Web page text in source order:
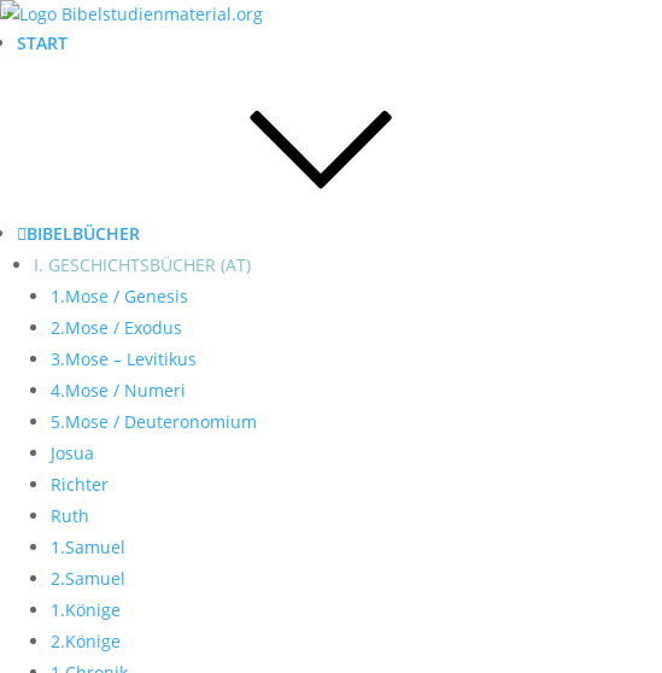
START
BIBELBÜCHER
I. GESCHICHTSBÜCHER (AT)
1.Mose / Genesis
2.Mose / Exodus
3.Mose – Levitikus
4.Mose / Numeri
5.Mose / Deuteronomium
Josua
Richter
Ruth
1.Samuel
2.Samuel
1.Könige
2.Könige